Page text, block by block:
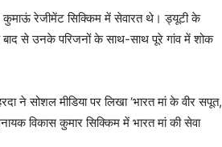
कुमाऊं रेजीमेंट सिक्किम में सेवारत थे। ड्यूटी के
से उनके परिजनों के साथ-साथ पूरे गांव में शोक
ने सोशल मीडिया पर लिखा ‘भारत मां के वीर सपूत,
विकास कुमार सिक्किम में भारत मां की सेवा